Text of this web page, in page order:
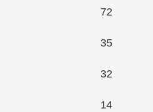
72
35
32
14